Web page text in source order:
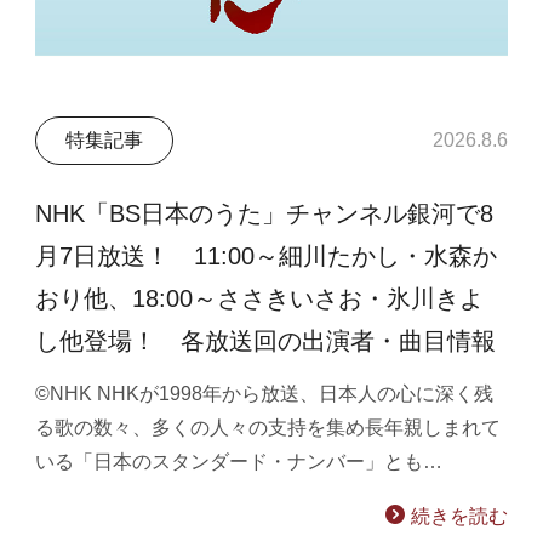
特集記事 2026.8.6
NHK「BS日本のうた」チャンネル銀河で8
月7日放送！ 11:00～細川たかし・水森か
おり他、18:00～ささきいさお・氷川きよ
し他登場！ 各放送回の出演者・曲目情報
©NHK NHKが1998年から放送、日本人の心に深く残
る歌の数々、多くの人々の支持を集め長年親しまれて
いる「日本のスタンダード・ナンバー」とも…
続きを読む